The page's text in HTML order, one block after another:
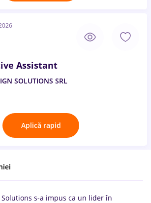
Assistant
SOLUTIONS SRL
Aplică rapid
s-a impus ca un lider în